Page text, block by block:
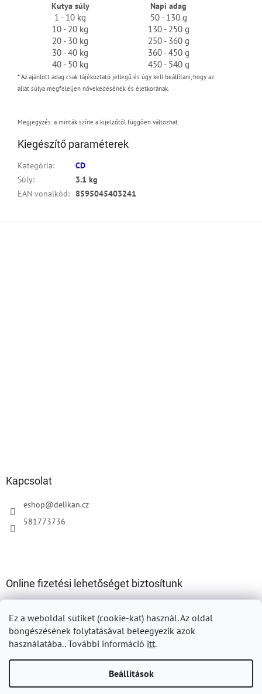
Ez a weboldal sütiket (cookie-kat) használ.Az oldal
böngészésének folytatásával beleegyezik azok
használatába.. További információ itt.
Beállítások
Kutya súly Napi adag
1 - 10 kg
50 - 130 g
10 - 20 kg
130 - 250 g
20 - 30 kg
250 - 360 g
30 - 40 kg
360 - 450 g
40 - 50 kg
450 - 540 g
*Az ajánlott adag csak tájékoztató jellegű és úgy kell beállítani, hogy az
állat súlya megfeleljen növekedésének és életkorának.
Megjegyzés: a minták színe a kijelzőtől függően változhat.
Kiegészítő paraméterek
Kategória:
CD
Súly:
3.1 kg
EAN vonalkód: 8595045403241
Kapcsolat
eshop@delikan.cz
581773736
Online fizetési lehetőséget biztosítunk